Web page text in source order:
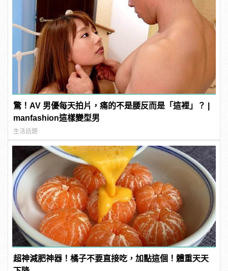
驚！AV 男優每天拍片，痛的不是腰反而是「這裡」？ |
manfashion這樣變型男
生活話題
超神減肥神器！橘子不要直接吃，加點這個！體重天天